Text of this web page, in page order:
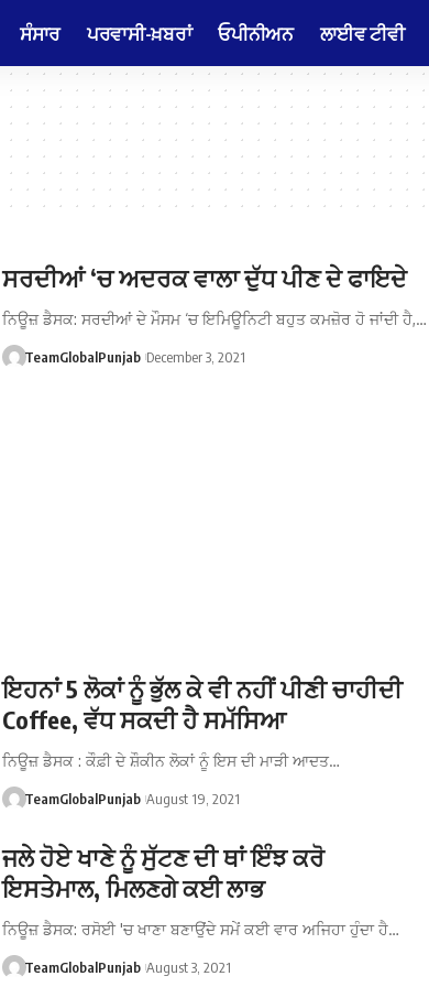
ਸੰਸਾਰ ਪਰਵਾਸੀ-ਖ਼ਬਰਾਂ ਓਪੀਨੀਅਨ ਲਾਈਵ ਟੀਵੀ
ਸਰਦੀਆਂ ‘ਚ ਅਦਰਕ ਵਾਲਾ ਦੁੱਧ ਪੀਣ ਦੇ ਫਾਇਦੇ
ਨਿਊਜ਼ ਡੈਸਕ: ਸਰਦੀਆਂ ਦੇ ਮੌਸਮ ‘ਚ ਇਮਿਊਨਿਟੀ ਬਹੁਤ ਕਮਜ਼ੋਰ ਹੋ ਜਾਂਦੀ ਹੈ,…
TeamGlobalPunjab December 3, 2021
ਇਹਨਾਂ 5 ਲੋਕਾਂ ਨੂੰ ਭੁੱਲ ਕੇ ਵੀ ਨਹੀਂ ਪੀਣੀ ਚਾਹੀਦੀ
Coffee, ਵੱਧ ਸਕਦੀ ਹੈ ਸਮੱਸਿਆ
ਨਿਊਜ਼ ਡੈਸਕ : ਕੌਫ਼ੀ ਦੇ ਸ਼ੌਕੀਨ ਲੋਕਾਂ ਨੂੰ ਇਸ ਦੀ ਮਾੜੀ ਆਦਤ…
TeamGlobalPunjab August 19, 2021
ਜਲੇ ਹੋਏ ਖਾਣੇ ਨੂੰ ਸੁੱਟਣ ਦੀ ਥਾਂ ਇੰਝ ਕਰੋ
ਇਸਤੇਮਾਲ, ਮਿਲਣਗੇ ਕਈ ਲਾਭ
ਨਿਊਜ਼ ਡੈਸਕ: ਰਸੋਈ 'ਚ ਖਾਣਾ ਬਣਾਉਂਦੇ ਸਮੇਂ ਕਈ ਵਾਰ ਅਜਿਹਾ ਹੁੰਦਾ ਹੈ…
TeamGlobalPunjab August 3, 2021